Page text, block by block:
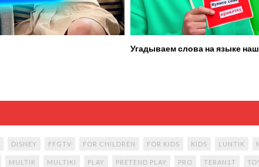
Угадываем слова на языке
DISNEY FFGTV FOR CHILDREN FOR KIDS KIDS LUNTIK
MULTIK MULTIKI PLAY PRETEND PLAY PRO TERAN1T